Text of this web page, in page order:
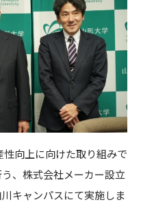
向上に向けた取り組みで
、株式会社メーカー設立
キャンパスにて実施しま